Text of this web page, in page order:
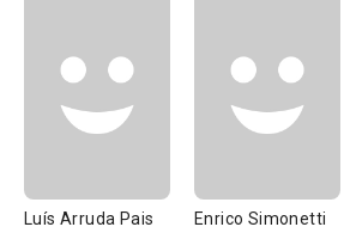
Luís Arruda Pais Enrico Simonetti